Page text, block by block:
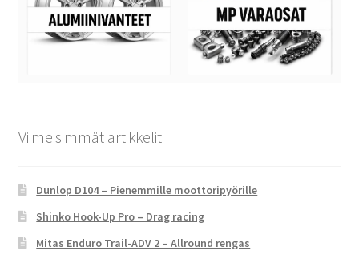
Viimeisimmät artikkelit
Dunlop D104 – Pienemmille moottoripyörille
Shinko Hook-Up Pro – Drag racing
Mitas Enduro Trail-ADV 2 – Allround rengas